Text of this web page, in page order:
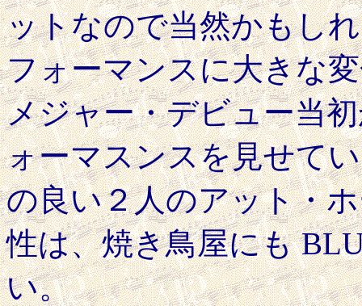
ットなので当然かもし
フォーマンスに大きな
メジャー・デビュー当
ォーマスンスを見せて
の良い２人のアット・
性は、焼き鳥屋にも
い。